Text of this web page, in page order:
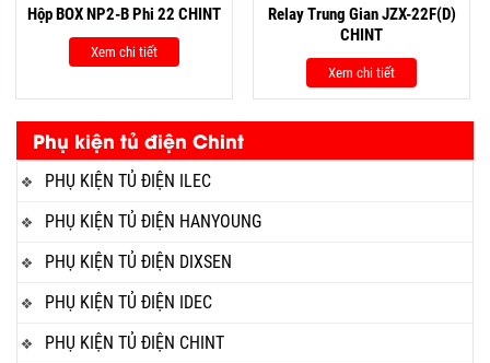
Phụ kiện tủ điện Chint
PHỤ KIỆN TỦ ĐIỆN ILEC
PHỤ KIỆN TỦ ĐIỆN HANYOUNG
PHỤ KIỆN TỦ ĐIỆN DIXSEN
PHỤ KIỆN TỦ ĐIỆN IDEC
PHỤ KIỆN TỦ ĐIỆN CHINT
Hộp BOX NP2-B Phi 22 CHINT
Xem chi tiết
Relay Trung Gian JZX-22F(D)
CHINT
Xem chi tiết